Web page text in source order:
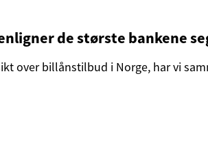
de største bankene
over billånstilbud i Norge, har vi